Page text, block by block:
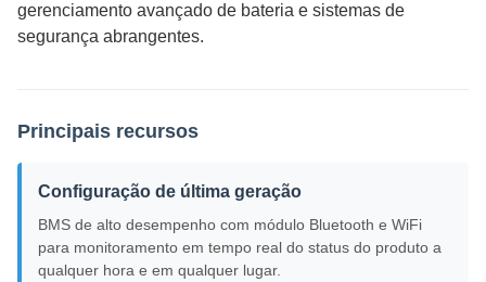
gerenciamento avançado de bateria e sistemas de
segurança abrangentes.
Principais recursos
Configuração de última geração
BMS de alto desempenho com módulo Bluetooth e WiFi
para monitoramento em tempo real do status do produto a
qualquer hora e em qualquer lugar.